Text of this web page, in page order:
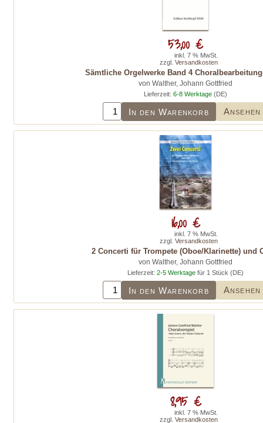
Sämtliche Orgelwerke Band 4
von Walther, Johann Gottfried
Lieferzeit: 6-8 Werktage (DE)
In den Warenkorb Ansehen
53,00 €
inkl. 7 % MwSt.
zzgl. Versandkosten
2 Concerti für Trompete (Oboe/Klarinette) und
von Walther, Johann Gottfried
Lieferzeit: 2-5 Werktage für 1 Stück (DE)
In den Warenkorb Ansehen
16,00 €
inkl. 7 % MwSt.
zzgl. Versandkosten
8,95 €
inkl. 7 % MwSt.
zzgl. Versandkosten